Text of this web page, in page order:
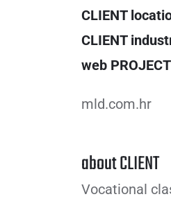
CLIENT
CLIENT
web
mld.com.hr
about CLIENT
Vocational